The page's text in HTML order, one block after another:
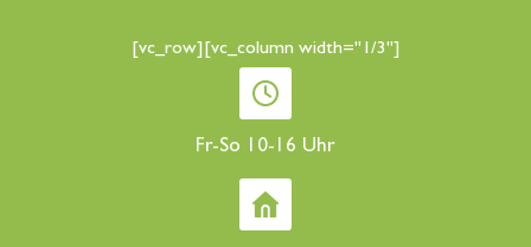
[vc_row][vc_column width="1/3"]
Fr-So 10-16 Uhr